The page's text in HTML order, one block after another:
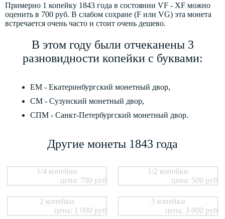
Примерно 1 копейку 1843 года в состоянии VF - XF можно
оценить в 700 руб. В слабом сохране (F или VG) эта монета
встречается очень часто и стоит очень дешево.
В этом году были отчеканены 3
разновидности копейки с буквами:
ЕМ - Екатеринбургский монетный двор,
СМ - Сузунский монетный двор,
СПМ - Санкт-Петербургский монетный двор.
Другие монеты 1843 года
1/4 копейки
цена: 700 руб
1/2 копейки
цена: 500 руб
2 копейки
цена: 1 000 руб
3 копейки
цена: 3 000 руб